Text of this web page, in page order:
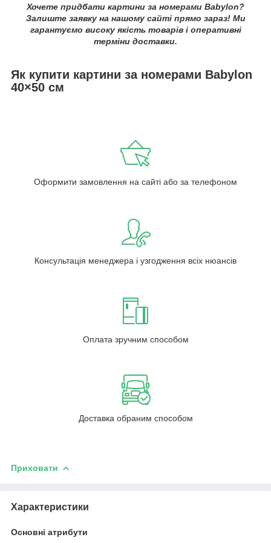
Хочете придбати картини за номерами Babylon?
Залиште заявку на нашому сайті прямо зараз! Ми
гарантуємо високу якість товарів і оперативні
терміни доставки.
Як купити картини за номерами Babylon
40×50 см
Оформити замовлення на сайті або за телефоном
Консультація менеджера і узгодження всіх нюансів
Оплата зручним способом
Доставка обраним способом
Приховати
Характеристики
Основні атрибути